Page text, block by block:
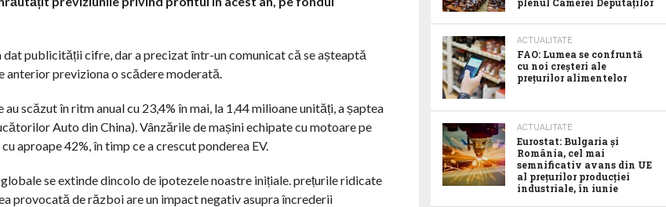
publicității cifre, dar a precizat într-un comunicat că se așteaptă
anterior previziona o scădere moderată.
scăzut în ritm anual cu 23,4% în mai, la 1,44 milioane unități, a șaptea
Auto din China). Vânzările de mașini echipate cu motoare pe
aproape 42%, în timp ce a crescut ponderea EV.
se extinde dincolo de ipotezele noastre inițiale. prețurile ridicate
provocată de război are un impact negativ asupra încrederii
ACTUALITATE
FAO: Lumea se confruntă
cu noi creșteri ale
prețurilor alimentelor
ACTUALITATE
Eurostat: Bulgaria și
România, cel mai
semnificativ avans din UE
al prețurilor producției
industriale, în iunie